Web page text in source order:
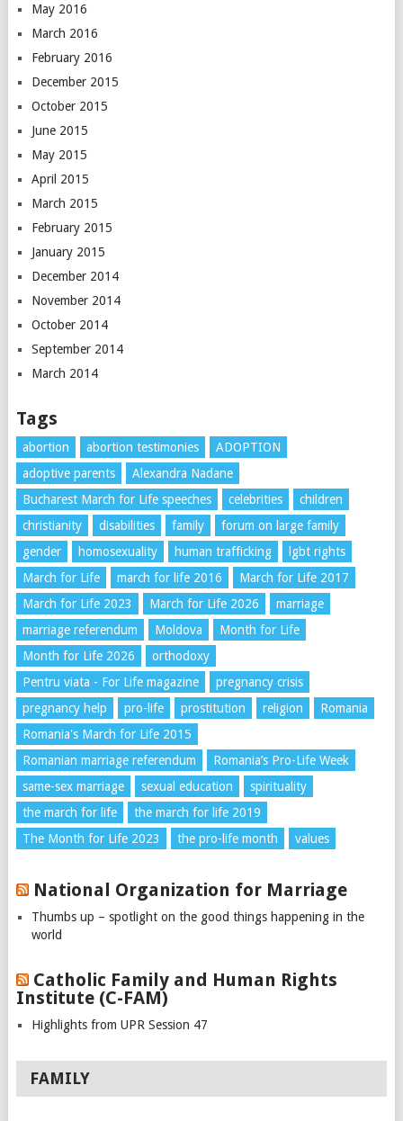
May 2016
March 2016
February 2016
December 2015
October 2015
June 2015
May 2015
April 2015
March 2015
February 2015
January 2015
December 2014
November 2014
October 2014
September 2014
March 2014
Tags
abortion abortion testimonies
ADOPTION
adoptive parents
Alexandra Nadane
Bucharest March for Life speeches
celebrities
children
christianity
disabilities family
forum on large family
gender
homosexuality human trafficking
lgbt rights
March for Life
march for life 2016
March for Life 2017
March for Life 2023
March for Life 2026
marriage
marriage referendum
Moldova
Month for Life
Month for Life 2026
orthodoxy
Pentru viata - For Life magazine
pregnancy crisis
pregnancy help
pro-life prostitution religion
Romania
Romania's March for Life 2015
Romanian marriage referendum
Romania’s Pro-Life Week
same-sex marriage
sexual education
spirituality
the march for life
the march for life 2019
The Month for Life 2023
the pro-life month values
National Organization for Marriage
Thumbs up – spotlight on the good things happening in the
world
Catholic Family and Human Rights
Institute (C-FAM)
Highlights from UPR Session 47
FAMILY